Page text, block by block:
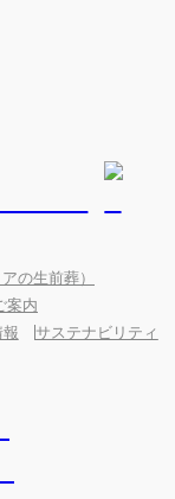
の生前葬）
案内
サステナビリティ